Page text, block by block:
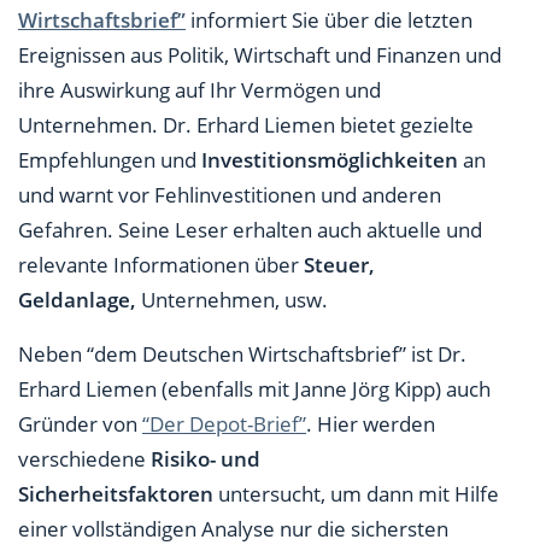
Wirtschaftsbrief” informiert Sie über die letzten
Ereignissen aus Politik, Wirtschaft und Finanzen und
ihre Auswirkung auf Ihr Vermögen und
Unternehmen. Dr. Erhard Liemen bietet gezielte
Empfehlungen und Investitionsmöglichkeiten an
und warnt vor Fehlinvestitionen und anderen
Gefahren. Seine Leser erhalten auch aktuelle und
relevante Informationen überSteuer,
Geldanlage, Unternehmen, usw.
Neben “dem Deutschen Wirtschaftsbrief” ist Dr.
Erhard Liemen (ebenfalls mit Janne Jörg Kipp) auch
Gründer von “Der Depot-Brief”. Hier werden
verschiedene Risiko- und
Sicherheitsfaktoren untersucht, um dann mit Hilfe
einer vollständigen Analyse nur die sichersten